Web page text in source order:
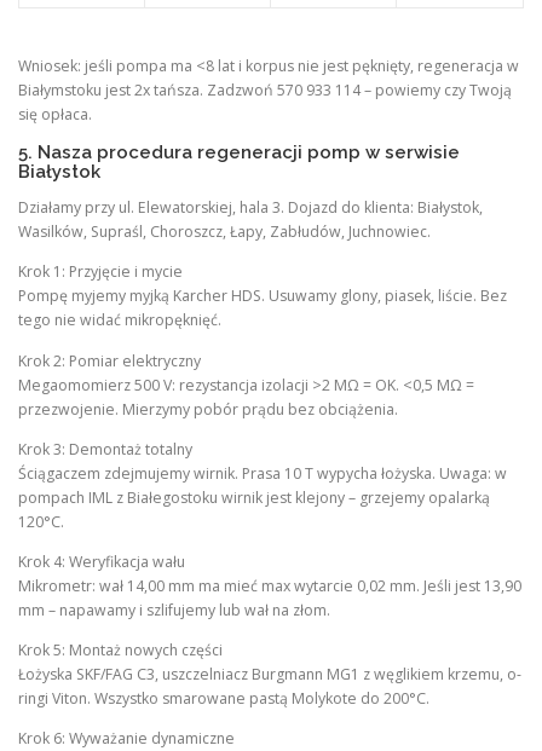
Wniosek: jeśli pompa ma <8 lat i korpus nie jest pęknięty, regeneracja w
Białymstoku jest 2x tańsza. Zadzwoń 570 933 114 – powiemy czy Twoją
się opłaca.
5. Nasza procedura regeneracji pomp w serwisie
Białystok
Działamy przy ul. Elewatorskiej, hala 3. Dojazd do klienta: Białystok,
Wasilków, Supraśl, Choroszcz, Łapy, Zabłudów, Juchnowiec.
Krok 1: Przyjęcie i mycie
Pompę myjemy myjką Karcher HDS. Usuwamy glony, piasek, liście. Bez
tego nie widać mikropęknięć.
Krok 2: Pomiar elektryczny
Megaomomierz 500 V: rezystancja izolacji >2 MΩ = OK. <0,5 MΩ =
przezwojenie. Mierzymy pobór prądu bez obciążenia.
Krok 3: Demontaż totalny
Ściągaczem zdejmujemy wirnik. Prasa 10 T wypycha łożyska. Uwaga: w
pompach IML z Białegostoku wirnik jest klejony – grzejemy opalarką
120°C.
Krok 4: Weryfikacja wału
Mikrometr: wał 14,00 mm ma mieć max wytarcie 0,02 mm. Jeśli jest 13,90
mm – napawamy i szlifujemy lub wał na złom.
Krok 5: Montaż nowych części
Łożyska SKF/FAG C3, uszczelniacz Burgmann MG1 z węglikiem krzemu, o-
ringi Viton. Wszystko smarowane pastą Molykote do 200°C.
Krok 6: Wyważanie dynamiczne